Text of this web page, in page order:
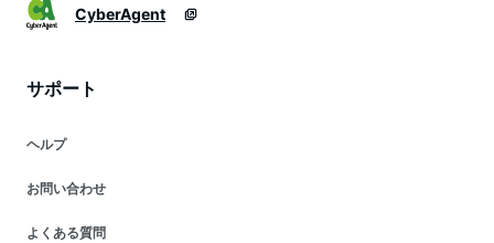
CyberAgent
サポート
ヘルプ
お問い合わせ
よくある質問